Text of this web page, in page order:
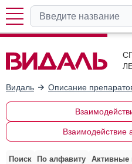
Видаль Описание
Взаимодействие
Поиск По алфавиту Активные